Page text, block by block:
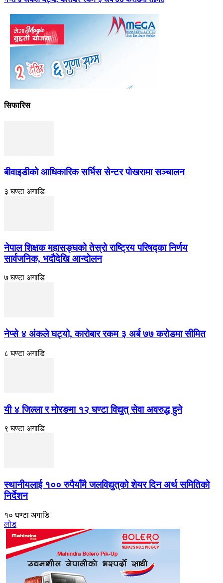
सिफारिस
बीवाइडीको आधिकारिक सर्भिस सेन्टर पोखरामा सञ्चालन
३ घण्टा अगाडि
नेपाल शिक्षक महासङ्घको तेस्रो राष्ट्रिय परिषद्का निर्णय
सार्वजनिक, भदाैदेखि आन्दाेलन
७ घण्टा अगाडि
नेप्से ४ अंकले घट्यो, कारोबार रकम ३ अर्ब ७७ करोडमा सीमित
८ घण्टा अगाडि
यी ४ जिल्ला र मोरङमा १२ घण्टा विद्युत् सेवा अवरुद्ध हुने
९ घण्टा अगाडि
स्थानीयलाई १०० रुपैयाँमै जलविद्युत्‌को शेयर दिन अर्थ समितिको
निर्देशन
१० घण्टा अगाडि
लोड